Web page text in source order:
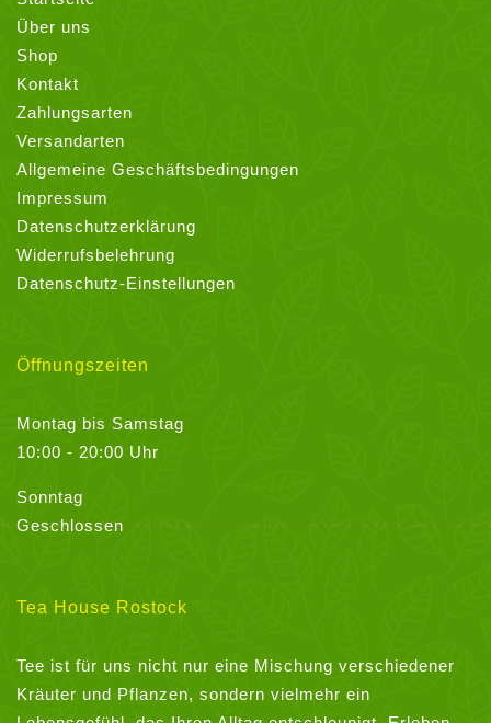
Über uns
Shop
Kontakt
Zahlungsarten
Versandarten
Allgemeine Geschäftsbedingungen
Impressum
Datenschutzerklärung
Widerrufsbelehrung
Datenschutz-Einstellungen
Öffnungszeiten
Montag bis Samstag
10:00 - 20:00 Uhr
Sonntag
Geschlossen
Tea House Rostock
Tee ist für uns nicht nur eine Mischung verschiedener
Kräuter und Pflanzen, sondern vielmehr ein